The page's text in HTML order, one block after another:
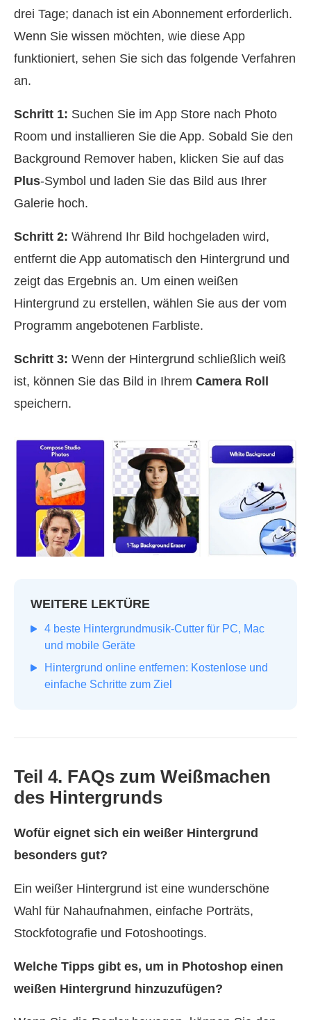
drei Tage; danach ist ein Abonnement erforderlich.
Wenn Sie wissen möchten, wie diese App
funktioniert, sehen Sie sich das folgende Verfahren
an.
Schritt 1: Suchen Sie im App Store nach Photo
Room und installieren Sie die App. Sobald Sie den
Background Remover haben, klicken Sie auf das
Plus-Symbol und laden Sie das Bild aus Ihrer
Galerie hoch.
Schritt 2: Während Ihr Bild hochgeladen wird,
entfernt die App automatisch den Hintergrund und
zeigt das Ergebnis an. Um einen weißen
Hintergrund zu erstellen, wählen Sie aus der vom
Programm angebotenen Farbliste.
Schritt 3: Wenn der Hintergrund schließlich weiß
ist, können Sie das Bild in Ihrem Camera Roll
speichern.
WEITERE LEKTÜRE
4 beste Hintergrundmusik-Cutter für PC, Mac
und mobile Geräte
Hintergrund online entfernen: Kostenlose und
einfache Schritte zum Ziel
Teil 4. FAQs zum Weißmachen
des Hintergrunds
Wofür eignet sich ein weißer Hintergrund
besonders gut?
Ein weißer Hintergrund ist eine wunderschöne
Wahl für Nahaufnahmen, einfache Porträts,
Stockfotografie und Fotoshootings.
Welche Tipps gibt es, um in Photoshop einen
weißen Hintergrund hinzuzufügen?